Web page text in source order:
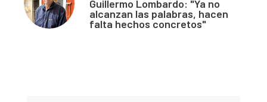
Guillermo Lombardo: "Ya no
alcanzan las palabras, hacen
falta hechos concretos"